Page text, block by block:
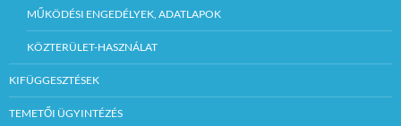
MŰKÖDÉSI ENGEDÉLYEK, ADATLAPOK
KÖZTERÜLET-HASZNÁLAT
KIFÜGGESZTÉSEK
TEMETŐI ÜGYINTÉZÉS